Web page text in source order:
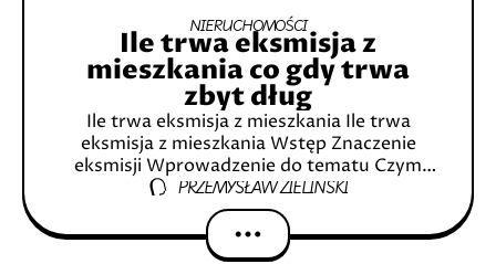
NIERUCHOMOŚCI
Ile trwa eksmisja z
mieszkania co gdy trwa
zbyt dług
Ile trwa eksmisja z mieszkania Ile trwa
eksmisja z mieszkania Wstęp Znaczenie
eksmisji Wprowadzenie do tematu Czym
jest eksmisja? Definicja Podstawy prawne
Proces eksmisji Jak rozpoczyna się proces?
Kto może
PRZEMYSŁAW ZIELIŃSKI